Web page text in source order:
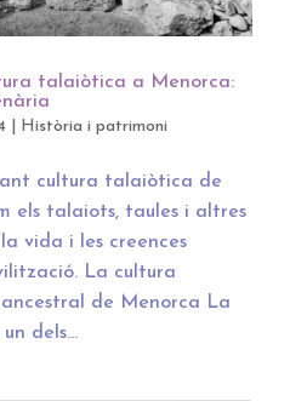
talaiòtica a Menorca:
| Història i patrimoni
cultura talaiòtica de
els talaiots, taules i altres
vida i les creences
La cultura
de Menorca La
dels...